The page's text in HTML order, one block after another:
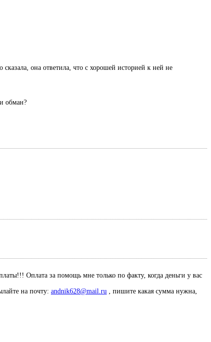
она ответила, что с хорошей историей к ней не
обман?
Оплата за помощь мне только по факту, когда деньги у вас
на почту: andnik628@mail.ru , пишите какая сумма нужна,